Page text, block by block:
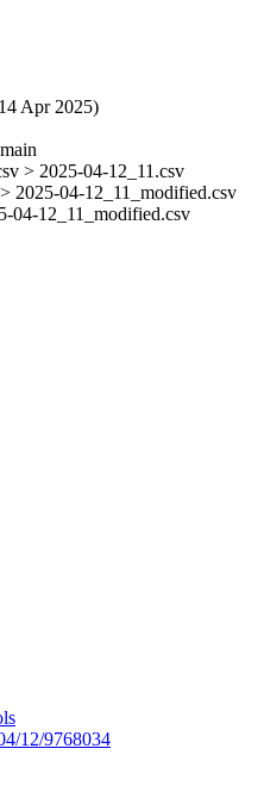
Apr 2025)
> 2025-04-12_11.csv
2025-04-12_11_modified.csv
04-12_11_modified.csv
12/9768034